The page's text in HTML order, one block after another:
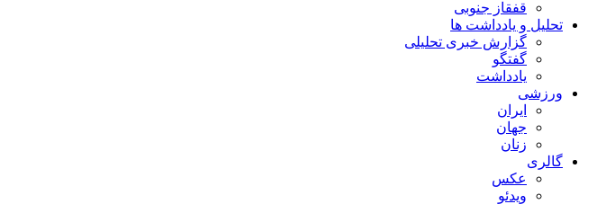
قفقاز جنوبی
تحلیل و یادداشت ها
گزارش خبری تحلیلی
گفتگو
یادداشت
ورزشی
ایران
جهان
زنان
گالری
عکس
ویدئو